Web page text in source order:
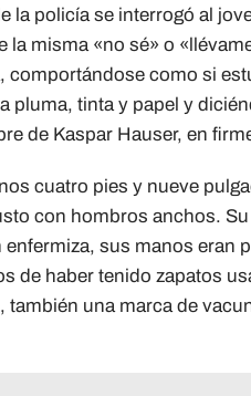
la policía se interrogó al
la misma «no sé» o
comportándose como si
pluma, tinta y papel y
de Kaspar Hauser, en
cuatro pies y nueve
con hombros anchos.
sus manos eran
de haber tenido zapatos
también una marca de